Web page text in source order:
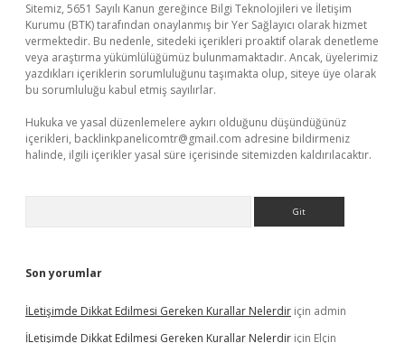
Sitemiz, 5651 Sayılı Kanun gereğince Bilgi Teknolojileri ve İletişim
Kurumu (BTK) tarafından onaylanmış bir Yer Sağlayıcı olarak hizmet
vermektedir. Bu nedenle, sitedeki içerikleri proaktif olarak denetleme
veya araştırma yükümlülüğümüz bulunmamaktadır. Ancak, üyelerimiz
yazdıkları içeriklerin sorumluluğunu taşımakta olup, siteye üye olarak
bu sorumluluğu kabul etmiş sayılırlar.
Hukuka ve yasal düzenlemelere aykırı olduğunu düşündüğünüz
içerikleri, backlinkpanelicomtr@gmail.com adresine bildirmeniz
halinde, ilgili içerikler yasal süre içerisinde sitemizden kaldırılacaktır.
Son yorumlar
İLetişimde Dikkat Edilmesi Gereken Kurallar Nelerdir için admin
İLetişimde Dikkat Edilmesi Gereken Kurallar Nelerdir için Elçin